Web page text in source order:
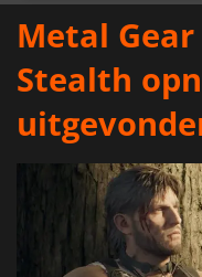
SOFTWARE
LOG IN OF REGISTREER
Metal
Stealth